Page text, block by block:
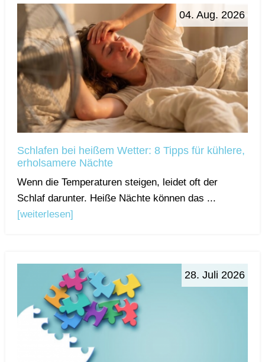
04. Aug. 2026
Schlafen bei heißem Wetter: 8 Tipps für kühlere,
erholsamere Nächte
Wenn die Temperaturen steigen, leidet oft der
Schlaf darunter. Heiße Nächte können das ...
[weiterlesen]
28. Juli 2026